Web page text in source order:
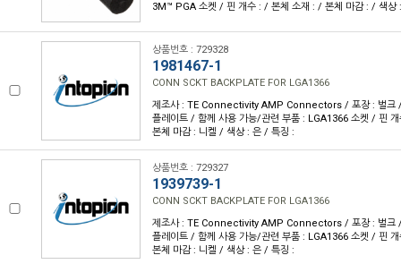
3M™ PGA 소켓 / 핀 개수 : / 본체 소재 : / 본체 마감 : / 색상
상품번호 : 729328
1981467-1
CONN SCKT BACKPLATE FOR LGA1366
제조사 : TE Connectivity AMP Connectors / 포장 : 벌크
플레이트 / 함께 사용 가능/관련 부품 : LGA1366 소켓 / 핀
본체 마감 : 니켈 / 색상 : 은 / 특징 :
상품번호 : 729327
1939739-1
CONN SCKT BACKPLATE FOR LGA1366
제조사 : TE Connectivity AMP Connectors / 포장 : 벌크
플레이트 / 함께 사용 가능/관련 부품 : LGA1366 소켓 / 핀
본체 마감 : 니켈 / 색상 : 은 / 특징 :